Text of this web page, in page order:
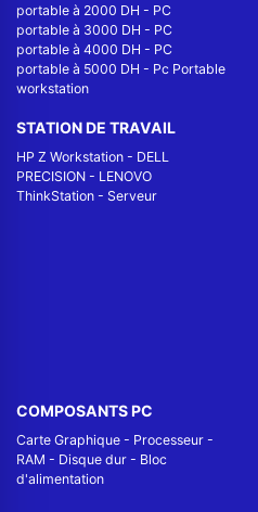
portable à 2000 DH - PC
portable à 3000 DH - PC
portable à 4000 DH - PC
portable à 5000 DH - Pc Portable
workstation
STATION DE TRAVAIL
HP Z Workstation - DELL
PRECISION - LENOVO
ThinkStation - Serveur
COMPOSANTS PC
Carte Graphique - Processeur -
RAM - Disque dur - Bloc
d'alimentation